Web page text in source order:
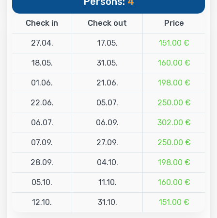
Check in Check out Price
27.04. 17.05. 151.00 €
18.05. 31.05. 160.00 €
01.06. 21.06. 198.00 €
22.06. 05.07. 250.00 €
06.07. 06.09. 302.00 €
07.09. 27.09. 250.00 €
28.09. 04.10. 198.00 €
05.10. 11.10. 160.00 €
12.10. 31.10. 151.00 €